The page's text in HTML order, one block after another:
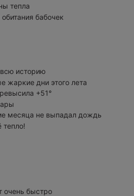
тепла
бабочек
историю
жаркие дни этого лета
+51°
месяца не выпадал дождь
тепло!
очень быстро